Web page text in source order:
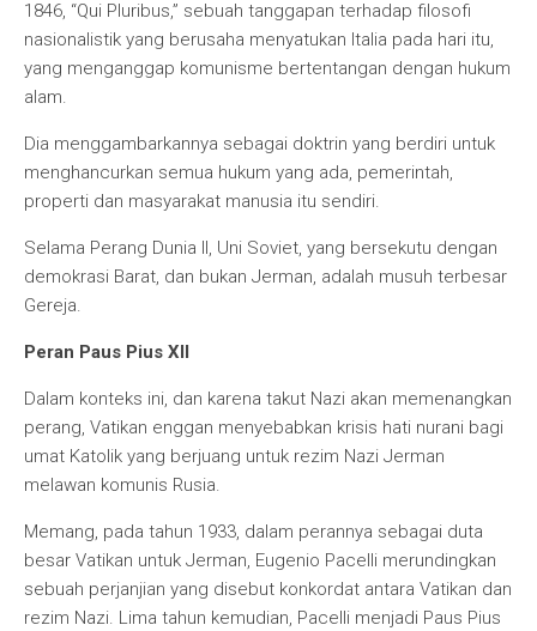
1846, “Qui Pluribus,” sebuah tanggapan terhadap filosofi
nasionalistik yang berusaha menyatukan Italia pada hari itu,
yang menganggap komunisme bertentangan dengan hukum
alam.
Dia menggambarkannya sebagai doktrin yang berdiri untuk
menghancurkan semua hukum yang ada, pemerintah,
properti dan masyarakat manusia itu sendiri.
Selama Perang Dunia II, Uni Soviet, yang bersekutu dengan
demokrasi Barat, dan bukan Jerman, adalah musuh terbesar
Gereja.
Peran Paus Pius XII
Dalam konteks ini, dan karena takut Nazi akan memenangkan
perang, Vatikan enggan menyebabkan krisis hati nurani bagi
umat Katolik yang berjuang untuk rezim Nazi Jerman
melawan komunis Rusia.
Memang, pada tahun 1933, dalam perannya sebagai duta
besar Vatikan untuk Jerman, Eugenio Pacelli merundingkan
sebuah perjanjian yang disebut konkordat antara Vatikan dan
rezim Nazi. Lima tahun kemudian, Pacelli menjadi Paus Pius